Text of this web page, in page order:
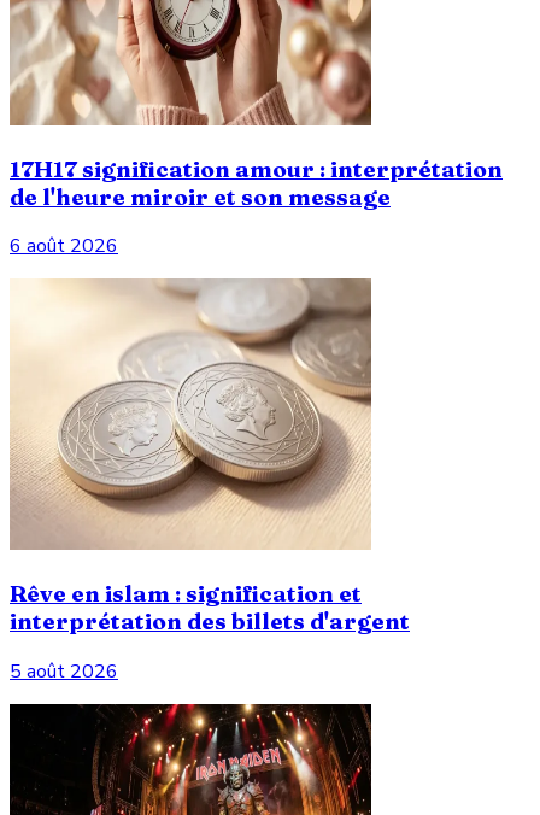
17H17 signification amour : interprétation
de l'heure miroir et son message
6 août 2026
Rêve en islam : signification et
interprétation des billets d'argent
5 août 2026